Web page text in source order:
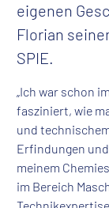
eigenen
Florian
SPIE.
„Ich war schon
fasziniert, wie
und
Erfindungen
meinem
im Bereich